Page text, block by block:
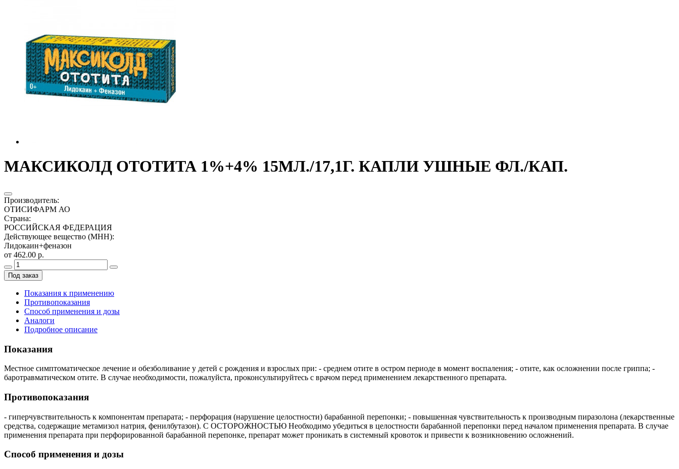
МАКСИКОЛД ОТОТИТА 1%+4% 15МЛ./17,1Г. КАПЛИ УШНЫЕ ФЛ./КАП.
Производитель:
ОТИСИФАРМ АО
Страна:
РОССИЙСКАЯ ФЕДЕРАЦИЯ
Действующее вещество (МНН):
Лидокаин+феназон
от 462.00 р.
Под заказ
Показания к применению
Противопоказания
Способ применения и дозы
Аналоги
Подробное описание
Показания
Местное симптоматическое лечение и обезболивание у детей с рождения и взрослых при: - среднем отите в остром периоде в момент воспаления; - отите, как осложнении после гриппа; -
баротравматическом отите. В случае необходимости, пожалуйста, проконсультируйтесь с врачом перед применением лекарственного препарата.
Противопоказания
- гиперчувствительность к компонентам препарата; - перфорация (нарушение целостности) барабанной перепонки; - повышенная чувствительность к производным пиразолона (лекарственные
средства, содержащие метамизол натрия, фенилбутазон). С ОСТОРОЖНОСТЬЮ Необходимо убедиться в целостности барабанной перепонки перед началом применения препарата. В случае
применения препарата при перфорированной барабанной перепонке, препарат может проникать в системный кровоток и привести к возникновению осложнений.
Способ применения и дозы